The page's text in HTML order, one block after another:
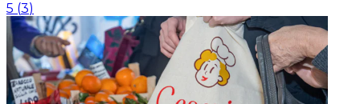
5 (3)